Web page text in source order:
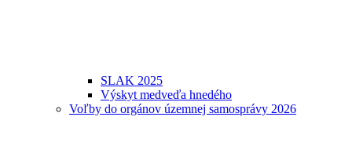
SLAK 2025
Výskyt medveďa hnedého
Voľby do orgánov územnej samosprávy 2026